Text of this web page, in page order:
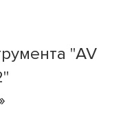
"AV